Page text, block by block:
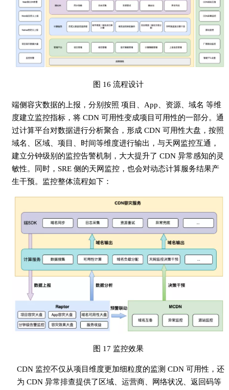
图 16 流程设计
端侧容灾数据的上报，分别按照 项目、App、资源、域名 等维
度建立监控指标，将 CDN 可用性变成项目可用性的一部分。通
过计算平台对数据进行分析聚合，形成 CDN 可用性大盘，按照
域名、区域、项目、时间等维度进行输出，与天网监控互通，
建立分钟级别的监控告警机制，大大提升了 CDN 异常感知的灵
敏性。同时，SRE 侧的天网监控，也会对动态计算服务结果产
生干预。监控整体流程如下：
图 17 监控效果
CDN 监控不仅从项目维度更加细粒度的监测 CDN 可用性，还
为 CDN 异常排查提供了区域、运营商、网络状况、返回码等